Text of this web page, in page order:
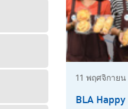
11 พฤศจิกาย
BLA